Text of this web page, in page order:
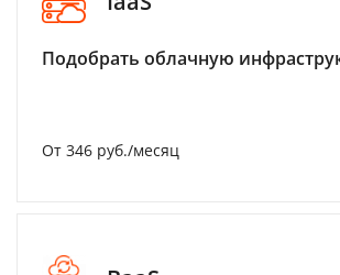
Подобрать облачную
От 346 руб./месяц